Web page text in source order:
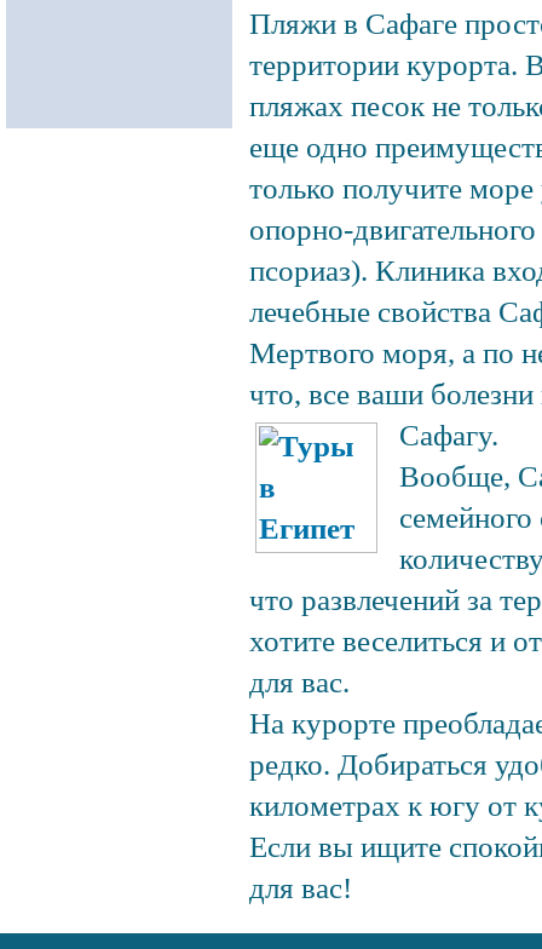
Пляжи в Сафаге
территории курорта.
пляжах песок не
еще одно
только получите
опорно-
псориаз). Клиника
лечебные свойства
Мертвого моря, а по
что, все ваши
Сафагу.
Вообще,
что развлечений за
хотите веселиться и
для вас.
На курорте
редко. Добираться
километрах к югу от
Если вы ищите
для вас!